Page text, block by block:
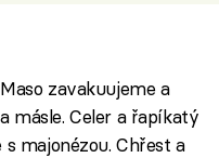
zavakuujeme a
másle. Celer a řapíkatý
majonézou. Chřest a